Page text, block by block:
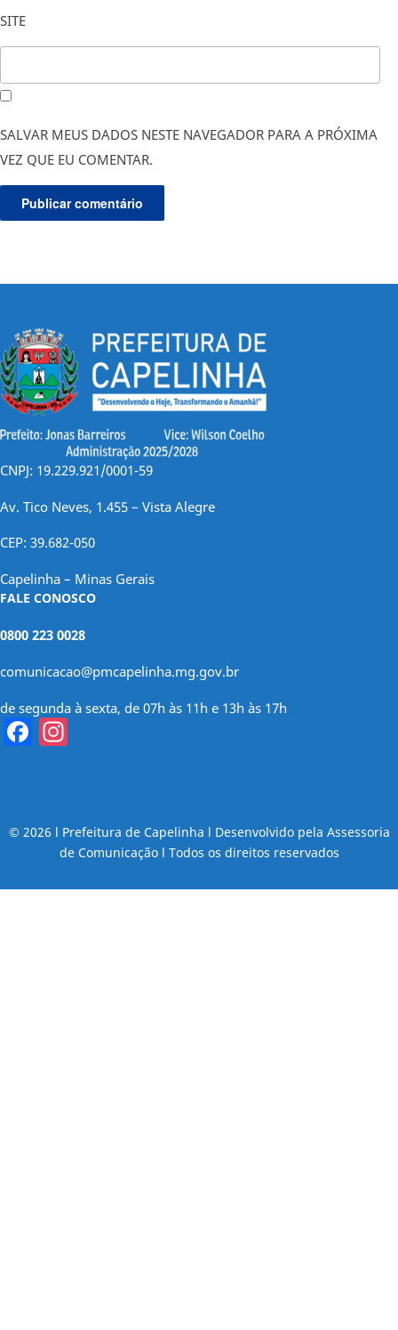
SITE
SALVAR MEUS DADOS NESTE NAVEGADOR PARA A PRÓXIMA
VEZ QUE EU COMENTAR.
CNPJ: 19.229.921/0001-59
Av. Tico Neves, 1.455 – Vista Alegre
CEP: 39.682-050
Capelinha – Minas Gerais
FALE CONOSCO
0800 223 0028
comunicacao@pmcapelinha.mg.gov.br
de segunda à sexta, de 07h às 11h e 13h às 17h
Facebook
© 2026 l Prefeitura de Capelinha l Desenvolvido pela Assessoria
de Comunicação l Todos os direitos reservados